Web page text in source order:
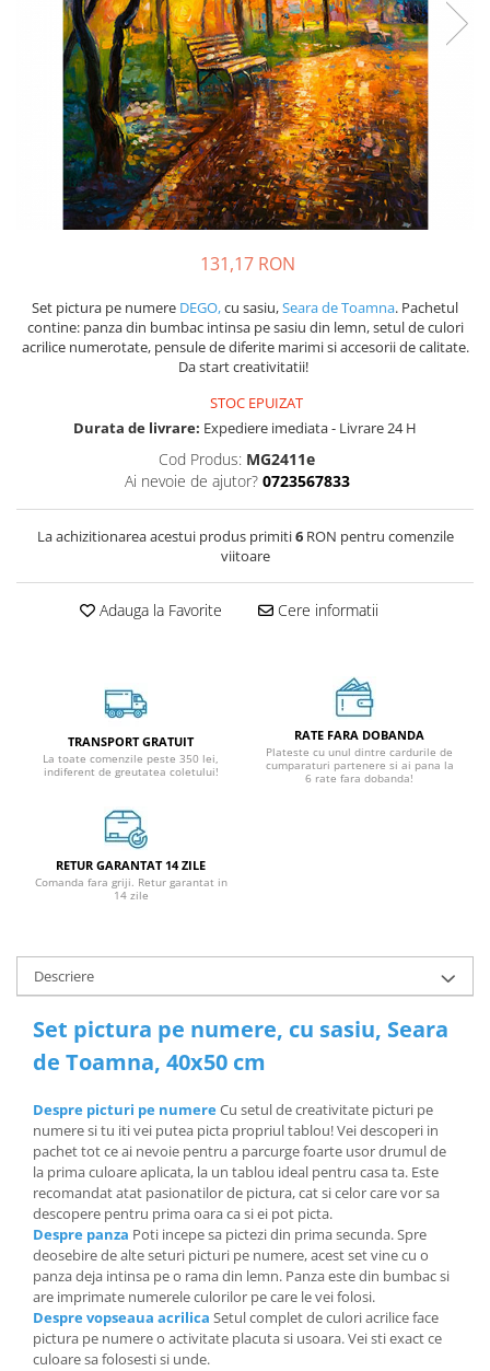
131,17 RON
Set pictura pe numere DEGO,cu sasiu,Seara de Toamna. Pachetul
contine: panza din bumbac intinsa pe sasiu din lemn, setul de culori
acrilice numerotate, pensule de diferite marimi si accesorii de calitate.
Da start creativitatii!
STOC EPUIZAT
Durata de livrare: Expediere imediata - Livrare 24 H
Cod Produs: MG2411e
Ai nevoie de ajutor? 0723567833
La achizitionarea acestui produs primiti6RON pentru comenzile
viitoare
Adauga la Favorite Cere informatii
TRANSPORT GRATUIT
La toate comenzile peste 350 lei,
indiferent de greutatea coletului!
RATE FARA DOBANDA
Plateste cu unul dintre cardurile de
cumparaturi partenere si ai pana la
6 rate fara dobanda!
RETUR GARANTAT 14 ZILE
Comanda fara griji. Retur garantat in
14 zile
Descriere
Set pictura pe numere, cu sasiu, Seara
de Toamna, 40x50 cm
Despre picturi pe numereCu setul de creativitate picturi pe
numere si tu iti vei putea picta propriul tablou! Vei descoperi in
pachet tot ce ai nevoie pentru a parcurge foarte usor drumul de
la prima culoare aplicata, la un tablou ideal pentru casa ta. Este
recomandat atat pasionatilor de pictura, cat si celor care vor sa
descopere pentru prima oara ca si ei pot picta.
Despre panza Poti incepe sa pictezi din prima secunda. Spre
deosebire de alte seturi picturi pe numere, acest set vine cu o
panza deja intinsa pe o rama din lemn. Panza este din bumbac si
are imprimate numerele culorilor pe care le vei folosi.
Despre vopseaua acrilica Setul complet de culori acrilice face
pictura pe numere o activitate placuta si usoara. Vei sti exact ce
culoare sa folosesti si unde.